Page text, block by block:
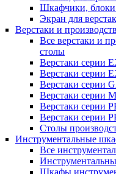
Шкафчики, блоки
Экран для
Верстаки и
Все верстаки и
столы
Верстаки серии
Верстаки серии
Верстаки серии
Верстаки серии
Верстаки серии
Верстаки серии
Столы
Инструментальные
Все
Шкафы